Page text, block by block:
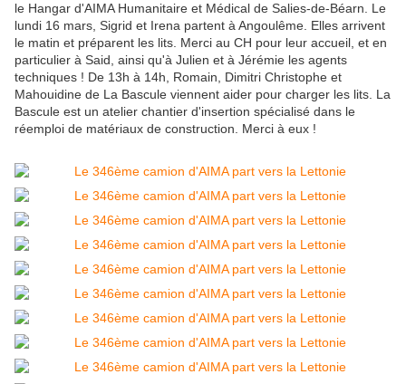
le Hangar d'AIMA Humanitaire et Médical de Salies-de-Béarn. Le
lundi 16 mars, Sigrid et Irena partent à Angoulême. Elles arrivent
le matin et préparent les lits. Merci au CH pour leur accueil, et en
particulier à Said, ainsi qu'à Julien et à Jérémie les agents
techniques ! De 13h à 14h, Romain, Dimitri Christophe et
Mahouidine de La Bascule viennent aider pour charger les lits. La
Bascule est un atelier chantier d'insertion spécialisé dans le
réemploi de matériaux de construction. Merci à eux !